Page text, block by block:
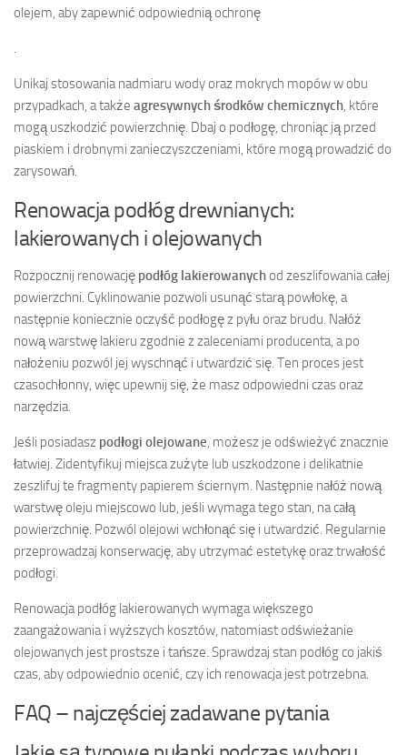
olejem, aby zapewnić odpowiednią ochronę
Unikaj stosowania nadmiaru wody oraz mokrych mopów w obu
przypadkach, a także agresywnych środków chemicznych , które
mogą uszkodzić powierzchnię. Dbaj o podłogę, chroniąc ją przed
piaskiem i drobnymi zanieczyszczeniami, które mogą prowadzić do
zarysowań.
Renowacja podłóg drewnianych:
lakierowanych i olejowanych
Rozpocznij renowację podłóg lakierowanychod zeszlifowania całej
powierzchni. Cyklinowanie pozwoli usunąć starą powłokę, a
następnie koniecznie oczyść podłogę z pyłu oraz brudu. Nałóż
nową warstwę lakieru zgodnie z zaleceniami producenta, a po
nałożeniu pozwól jej wyschnąć i utwardzić się. Ten proces jest
czasochłonny, więc upewnij się, że masz odpowiedni czas oraz
narzędzia.
Jeśli posiadasz podłogi olejowane , możesz je odświeżyć znacznie
łatwiej. Zidentyfikuj miejsca zużyte lub uszkodzone i delikatnie
zeszlifuj te fragmenty papierem ściernym. Następnie nałóż nową
warstwę oleju miejscowo lub, jeśli wymaga tego stan, na całą
powierzchnię. Pozwól olejowi wchłonąć się i utwardzić. Regularnie
przeprowadzaj konserwację, aby utrzymać estetykę oraz trwałość
podłogi.
Renowacja podłóg lakierowanych wymaga większego
zaangażowania i wyższych kosztów, natomiast odświeżanie
olejowanych jest prostsze i tańsze. Sprawdzaj stan podłóg co jakiś
czas, aby odpowiednio ocenić, czy ich renowacja jest potrzebna.
FAQ – najczęściej zadawane pytania